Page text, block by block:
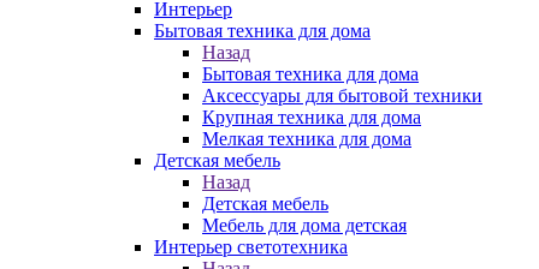
Интерьер
Бытовая техника для дома
Назад
Бытовая техника для дома
Аксессуары для бытовой техники
Крупная техника для дома
Мелкая техника для дома
Детская мебель
Назад
Детская мебель
Мебель для дома детская
Интерьер светотехника